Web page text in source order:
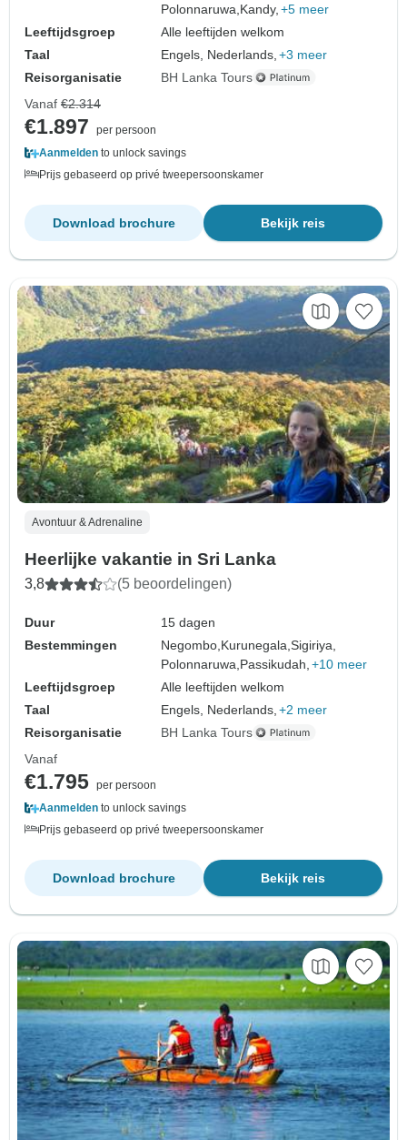
Polonnaruwa, Kandy, +5 meer
Leeftijdsgroep
Alle leeftijden welkom
Taal
Engels, Nederlands, +3 meer
Reisorganisatie
BH Lanka Tours
Vanaf €2.314
€1.897
per persoon
Aanmelden to unlock savings
Prijs gebaseerd op privé tweepersoonskamer
Bekijk reis
Download brochure
Avontuur & Adrenaline
Heerlijke vakantie in Sri Lanka
3,8 (5 beoordelingen)
Duur
15 dagen
Bestemmingen
Negombo, Kurunegala,Sigiriya,
Polonnaruwa, Passikudah, +10 meer
Leeftijdsgroep
Alle leeftijden welkom
Taal
Engels, Nederlands, +2 meer
Reisorganisatie
BH Lanka Tours
Vanaf
€1.795 per persoon
Aanmelden to unlock savings
Prijs gebaseerd op privé tweepersoonskamer
Bekijk reis
Download brochure